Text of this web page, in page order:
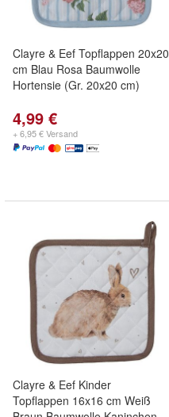
Clayre & Eef Topflappen 20x20
cm Blau Rosa Baumwolle
Hortensie (Gr. 20x20 cm)
4,99 €
+ 6,95 € Versand
Clayre & Eef Kinder
Topflappen 16x16 cm Weiß